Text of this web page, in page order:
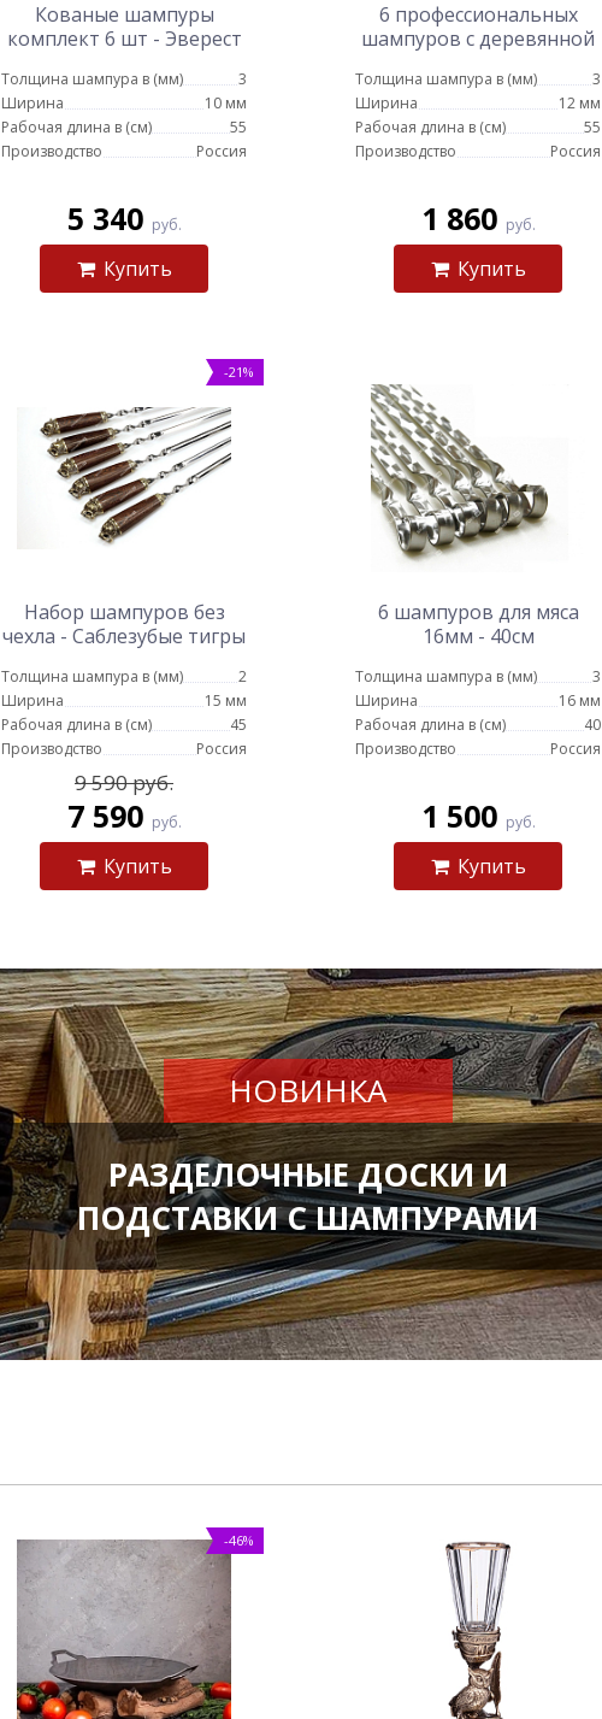
Кованые шампуры
комплект 6 шт - Эверест
Толщина шампура в (мм)
3
Ширина
10 мм
Рабочая длина в (см)
55
Производство
Россия
5 340 руб.
Купить
6 профессиональных
шампуров с деревянной
55 см
Толщина шампура в (мм)
3
Ширина
12 мм
Рабочая длина в (см)
55
Производство
Россия
1 860 руб.
Купить
-21%
Набор шампуров без
чехла - Саблезубые тигры
Толщина шампура в (мм)
2
Ширина
15 мм
Рабочая длина в (см)
45
Производство
Россия
9 590 руб.
7 590 руб.
Купить
6 шампуров для мяса
16мм - 40см
Толщина шампура в (мм)
3
Ширина
16 мм
Рабочая длина в (см)
40
Производство
Россия
1 500 руб.
Купить
НОВИНКА
РАЗДЕЛОЧНЫЕ ДОСКИ И
ПОДСТАВКИ С ШАМПУРАМИ
-46%